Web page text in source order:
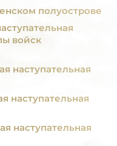
полуострове
войск
наступательная
наступательная
наступательная